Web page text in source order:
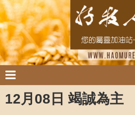
12月08日 竭誠為主